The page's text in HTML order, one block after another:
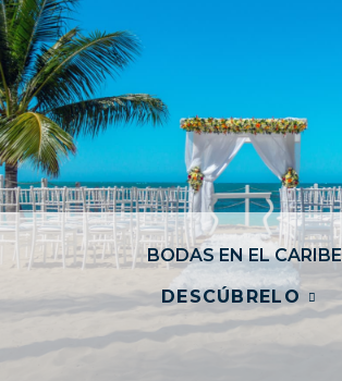
BODAS EN EL CARIBE
DESCÚBRELO